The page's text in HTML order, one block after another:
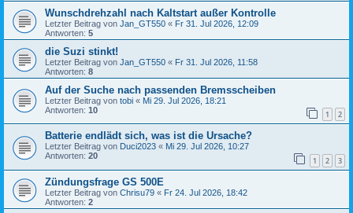
Wunschdrehzahl nach Kaltstart außer Kontrolle
Letzter Beitrag von Jan_GT550 « Fr 31. Jul 2026, 12:09
Antworten: 5
die Suzi stinkt!
Letzter Beitrag von Jan_GT550 « Fr 31. Jul 2026, 11:58
Antworten: 8
Auf der Suche nach passenden Bremsscheiben
Letzter Beitrag von tobi « Mi 29. Jul 2026, 18:21
Antworten: 10 1 2
Batterie endlädt sich, was ist die Ursache?
Letzter Beitrag von Duci2023 « Mi 29. Jul 2026, 10:27
Antworten: 20 1 2 3
Zündungsfrage GS 500E
Letzter Beitrag von Chrisu79 « Fr 24. Jul 2026, 18:42
Antworten: 2